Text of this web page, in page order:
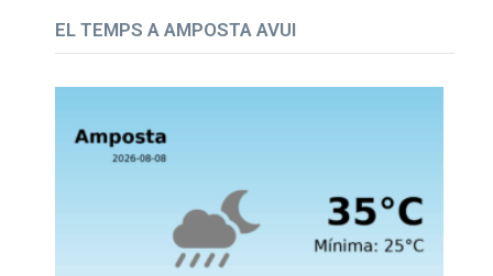
EL TEMPS A AMPOSTA AVUI